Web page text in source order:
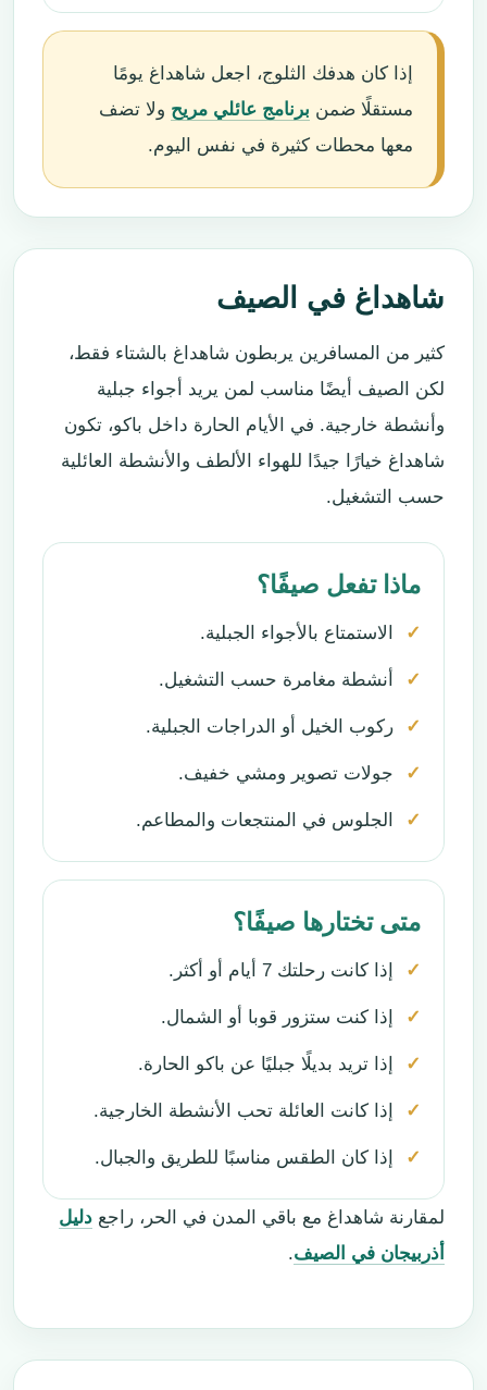
إذا كان هدفك الثلوج، اجعل شاهداغ يومًا
مستقلًا ضمن برنامج عائلي مريح ولا تضف
معها محطات كثيرة في نفس اليوم.
شاهداغ في الصيف
كثير من المسافرين يربطون شاهداغ بالشتاء فقط،
لكن الصيف أيضًا مناسب لمن يريد أجواء جبلية
وأنشطة خارجية. في الأيام الحارة داخل باكو، تكون
شاهداغ خيارًا جيدًا للهواء الألطف والأنشطة العائلية
حسب التشغيل.
ماذا تفعل صيفًا؟
الاستمتاع بالأجواء الجبلية.
أنشطة مغامرة حسب التشغيل.
ركوب الخيل أو الدراجات الجبلية.
جولات تصوير ومشي خفيف.
الجلوس في المنتجعات والمطاعم.
متى تختارها صيفًا؟
إذا كانت رحلتك 7 أيام أو أكثر.
إذا كنت ستزور قوبا أو الشمال.
إذا تريد بديلًا جبليًا عن باكو الحارة.
إذا كانت العائلة تحب الأنشطة الخارجية.
إذا كان الطقس مناسبًا للطريق والجبال.
لمقارنة شاهداغ مع باقي المدن في الحر، راجع دليل
أذربيجان في الصيف.